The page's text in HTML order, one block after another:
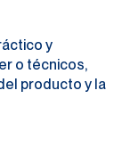
y
o técnicos,
producto y la